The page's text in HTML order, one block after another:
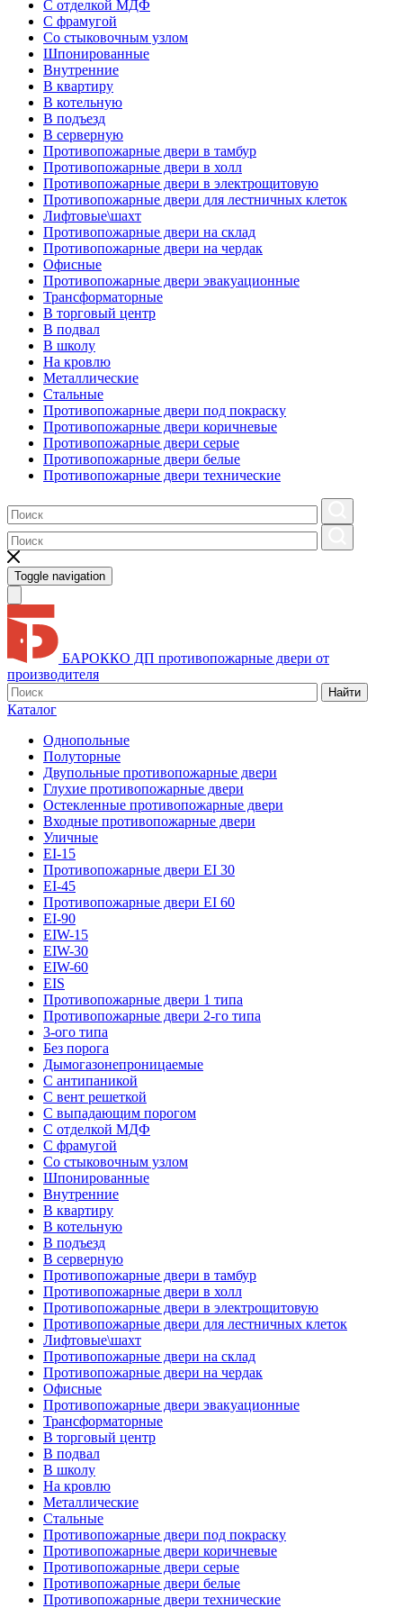
С отделкой МДФ
С фрамугой
Со стыковочным узлом
Шпонированные
Внутренние
В квартиру
В котельную
В подъезд
В серверную
Противопожарные двери в тамбур
Противопожарные двери в холл
Противопожарные двери в электрощитовую
Противопожарные двери для лестничных клеток
Лифтовые\шахт
Противопожарные двери на склад
Противопожарные двери на чердак
Офисные
Противопожарные двери эвакуационные
Трансформаторные
В торговый центр
В подвал
В школу
На кровлю
Металлические
Стальные
Противопожарные двери под покраску
Противопожарные двери коричневые
Противопожарные двери серые
Противопожарные двери белые
Противопожарные двери технические
Toggle navigation
БАРОККО ДП противопожарные двери от
производителя
Найти
Каталог
Однопольные
Полуторные
Двупольные противопожарные двери
Глухие противопожарные двери
Остекленные противопожарные двери
Входные противопожарные двери
Уличные
EI-15
Противопожарные двери EI 30
EI-45
Противопожарные двери EI 60
EI-90
EIW-15
EIW-30
EIW-60
EIS
Противопожарные двери 1 типа
Противопожарные двери 2-го типа
3-ого типа
Без порога
Дымогазонепроницаемые
С антипаникой
С вент решеткой
С выпадающим порогом
С отделкой МДФ
С фрамугой
Со стыковочным узлом
Шпонированные
Внутренние
В квартиру
В котельную
В подъезд
В серверную
Противопожарные двери в тамбур
Противопожарные двери в холл
Противопожарные двери в электрощитовую
Противопожарные двери для лестничных клеток
Лифтовые\шахт
Противопожарные двери на склад
Противопожарные двери на чердак
Офисные
Противопожарные двери эвакуационные
Трансформаторные
В торговый центр
В подвал
В школу
На кровлю
Металлические
Стальные
Противопожарные двери под покраску
Противопожарные двери коричневые
Противопожарные двери серые
Противопожарные двери белые
Противопожарные двери технические